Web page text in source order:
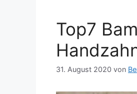
Top7
31. August 2020 von